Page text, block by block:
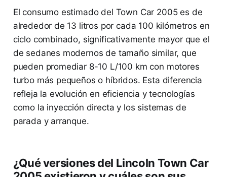
El consumo estimado del Town Car 2005 es de
alrededor de 13 litros por cada 100 kilómetros en
ciclo combinado, significativamente mayor que el
de sedanes modernos de tamaño similar, que
pueden promediar 8-10 L/100 km con motores
turbo más pequeños o híbridos. Esta diferencia
refleja la evolución en eficiencia y tecnologías
como la inyección directa y los sistemas de
parada y arranque.
¿Qué versiones del Lincoln Town Car